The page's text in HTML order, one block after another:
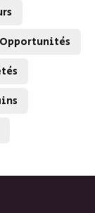
Opportunités